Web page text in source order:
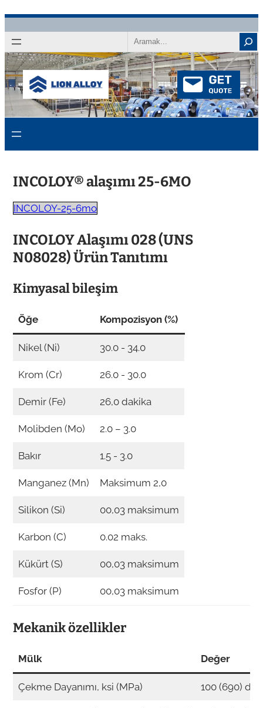
atla
Aramak
INCOLOY® alaşımı 25-6MO
INCOLOY-25-6mo
INCOLOY Alaşımı 028 (UNS
N08028) Ürün Tanıtımı
Kimyasal bileşim
Öğe Kompozisyon (%)
Nikel (Ni) 30.0 - 34.0
Krom (Cr) 26.0 - 30.0
Demir (Fe) 26,0 dakika
Molibden (Mo) 2.0 – 3.0
Bakır 1.5 - 3.0
Manganez (Mn) Maksimum 2,0
Silikon (Si) 00,03 maksimum
Karbon (C) 0.02 maks.
Kükürt (S) 00,03 maksimum
Fosfor (P) 00,03 maksimum
Mekanik özellikler
Mülk Değer
Çekme Dayanımı, ksi (MPa) 100 (690) dk